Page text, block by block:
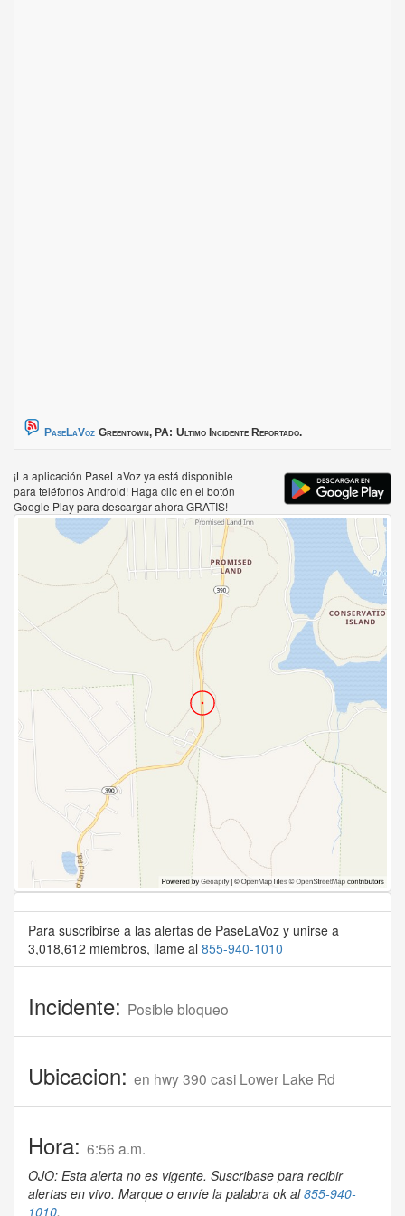
PaseLaVoz Greentown, PA: Ultimo Incidente Reportado.
¡La aplicación PaseLaVoz ya está disponible
para teléfonos Android! Haga clic en el botón
Google Play para descargar ahora GRATIS!
Para suscribirse a las alertas de PaseLaVoz y unirse a
3,018,612 miembros, llame al 855-940-1010
Incidente: Posible bloqueo
Ubicacion: en hwy 390 casi Lower Lake Rd
Hora: 6:56 a.m.
OJO: Esta alerta no es vigente. Suscribase para recibir
alertas en vivo. Marque o envíe la palabra ok al855-940-
1010.